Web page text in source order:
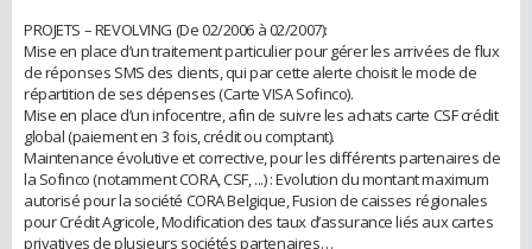
PROJETS – REVOLVING (De 02/2006 à 02/2007):
Mise en place d’un traitement particulier pour gérer les arrivées de flux
de réponses SMS des clients, qui par cette alerte choisit le mode de
répartition de ses dépenses (Carte VISA Sofinco).
Mise en place d’un infocentre, afin de suivre les achats carte CSF crédit
global (paiement en 3 fois, crédit ou comptant).
Maintenance évolutive et corrective, pour les différents partenaires de
la Sofinco (notamment CORA, CSF, ...) : Evolution du montant maximum
autorisé pour la société CORA Belgique, Fusion de caisses régionales
pour Crédit Agricole, Modification des taux d’assurance liés aux cartes
privatives de plusieurs sociétés partenaires…